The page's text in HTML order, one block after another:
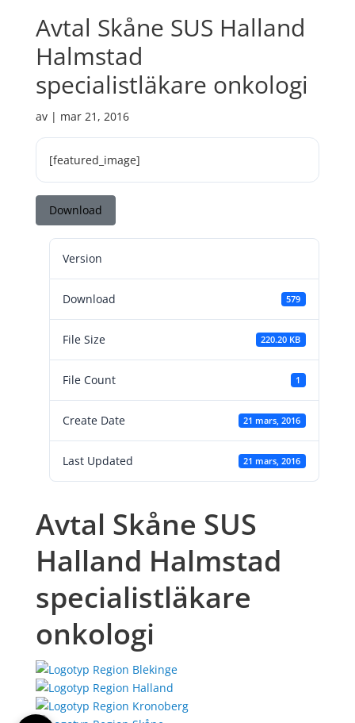
Avtal Skåne SUS Halland
Halmstad
specialistläkare onkologi
av | mar 21, 2016
[featured_image]
Download
Version
Download 579
File Size 220.20 KB
File Count 1
Create Date 21 mars, 2016
Last Updated 21 mars, 2016
Avtal Skåne SUS
Halland Halmstad
specialistläkare
onkologi